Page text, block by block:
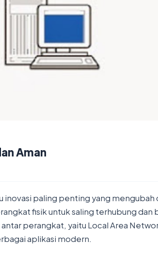
Aman
paling penting yang mengubah
fisik untuk saling terhubung dan
perangkat, yaitu Local Area
aplikasi modern.